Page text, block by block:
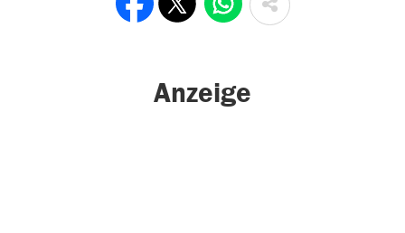
Anzeige